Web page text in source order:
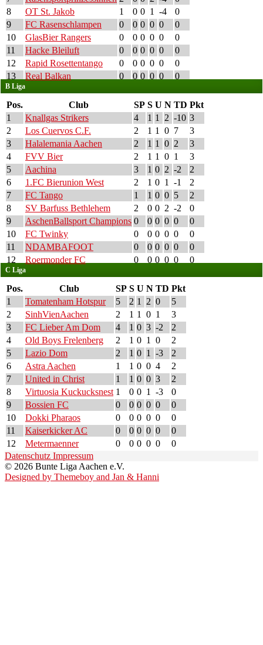
8
OT St. Jakob 1 0 0 1 -4
0
9
FC Rasenschlampen 0 0 0 0 0
0
10
GlasBier Rangers 0 0 0 0 0
0
11
Hacke Bleiluft 0 0 0 0 0
0
12
Rapid Rosettentango 0 0 0 0 0
0
13
Real Balkan 0 0 0 0 0 0
B Liga
Pos. Club SP S U N TD Pkt
1
Knallgas Strikers 4 1 1 2 -10 3
2
Los Cuervos C.F. 2 1 1 0 7
3
3
Halalemania Aachen 2 1 1 0 2
3
4
FVV Bier 2 1 1 0 1
3
5
Aachina 3 1 0 2 -2
2
6
1.FC Bierunion West 2 1 0 1 -1
2
7
FC Tango 1 1 0 0 5
2
8
SV Barfuss Bethlehem 2 0 0 2 -2
0
9
AschenBallsport Champions 0 0 0 0 0
0
10
FC Twinky 0 0 0 0 0
0
11
NDAMBAFOOT 0 0 0 0 0
0
12
Roermonder FC 0 0 0 0 0 0
C Liga
Pos. Club SP S U N TD Pkt
1
Tomatenham Hotspur 5 2 1 2 0
5
2
SinhVienAachen 2 1 1 0 1
3
3
FC Lieber Am Dom 4 1 0 3 -2
2
4
Old Boys Frelenberg 2 1 0 1 0
2
5
Lazio Dom 2 1 0 1 -3
2
6
Astra Aachen 1 1 0 0 4
2
7
United in Christ 1 1 0 0 3
2
8
Virtuosia Kuckucksnest 1 0 0 1 -3
0
9
Bossien FC 0 0 0 0 0
0
10
Dokki Pharaos 0 0 0 0 0
0
11
Kaiserkicker AC 0 0 0 0 0
0
12
Metermaenner 0 0 0 0 0
0
Datenschutz Impressum
© 2026 Bunte Liga Aachen e.V.
Designed by Themeboy and Jan & Hanni